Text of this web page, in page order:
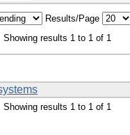
Results/Page
Showing results 1 to 1 of 1
Showing results 1 to 1 of 1